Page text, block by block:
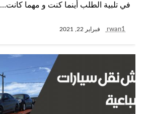
في تلبية الطلب أينما كنت و مهما كانت…
rwan1 فبراير 22, 2021